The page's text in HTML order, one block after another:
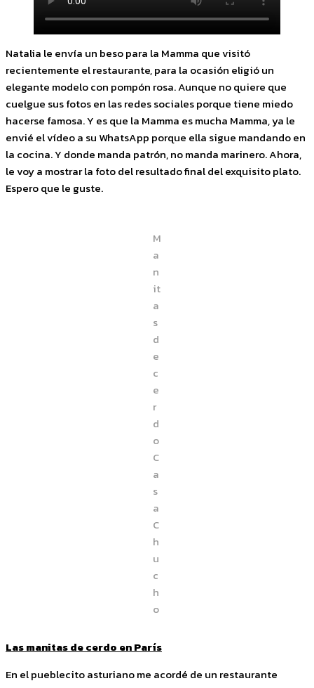
Natalia le envía un beso para la Mamma que visitó
recientemente el restaurante, para la ocasión eligió un
elegante modelo con pompón rosa. Aunque no quiere que
cuelgue sus fotos en las redes sociales porque tiene miedo
hacerse famosa. Y es que la Mamma es mucha Mamma, ya le
envié el vídeo a su WhatsApp porque ella sigue mandando en
la cocina. Y donde manda patrón, no manda marinero. Ahora,
le voy a mostrar la foto del resultado final del exquisito plato.
Espero que le guste.
M
a
n
it
a
s
d
e
c
e
r
d
o
C
a
s
a
C
h
u
c
h
o
Las manitas de cerdo en París
En el pueblecito asturiano me acordé de un restaurante